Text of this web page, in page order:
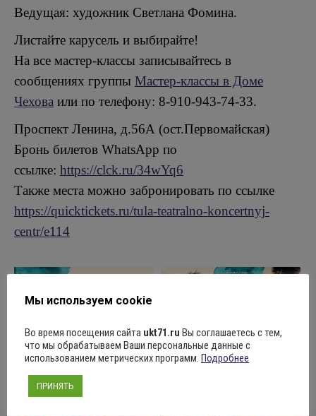
Ведущая: художник Светлана Фомина.
Листайте карусель и выбирайте!
На все мастер-классы записывайтесь в
сообщениях группы Мастер-классы в Доме
Чехова или по телефону: 8-910-943-74-33.
Проспект Ленина, д.56А (ост.Первомайская)
Бронь билетов WhatsApp по
ссылке: https://clck.ru/34wYq6
Также места можно забронировать по ссылке
https://quicktickets.ru/tula-teatralno-koncertnyj-
centr/e114
Мы используем cookie
Во время посещения сайта ukt71.ru Вы соглашаетесь с тем,
что мы обрабатываем Ваши персональные данные с
использованием метрических программ. Подробнее
ПРИНЯТЬ